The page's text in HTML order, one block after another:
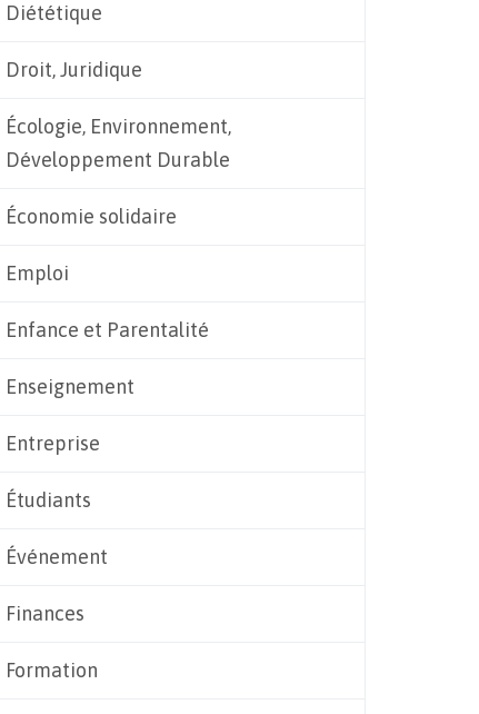
Diététique
Droit, Juridique
Écologie, Environnement,
Développement Durable
Économie solidaire
Emploi
Enfance et Parentalité
Enseignement
Entreprise
Étudiants
Événement
Finances
Formation